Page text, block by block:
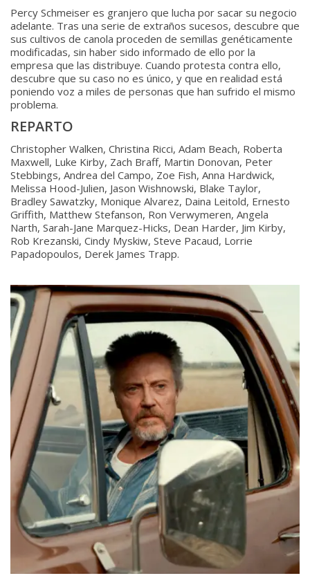
Percy Schmeiser es granjero que lucha por sacar su negocio
adelante. Tras una serie de extraños sucesos, descubre que
sus cultivos de canola proceden de semillas genéticamente
modificadas, sin haber sido informado de ello por la
empresa que las distribuye. Cuando protesta contra ello,
descubre que su caso no es único, y que en realidad está
poniendo voz a miles de personas que han sufrido el mismo
problema.
REPARTO
Christopher Walken, Christina Ricci, Adam Beach, Roberta
Maxwell, Luke Kirby, Zach Braff, Martin Donovan, Peter
Stebbings, Andrea del Campo, Zoe Fish, Anna Hardwick,
Melissa Hood-Julien, Jason Wishnowski, Blake Taylor,
Bradley Sawatzky, Monique Alvarez, Daina Leitold, Ernesto
Griffith, Matthew Stefanson, Ron Verwymeren, Angela
Narth, Sarah-Jane Marquez-Hicks, Dean Harder, Jim Kirby,
Rob Krezanski, Cindy Myskiw, Steve Pacaud, Lorrie
Papadopoulos, Derek James Trapp.